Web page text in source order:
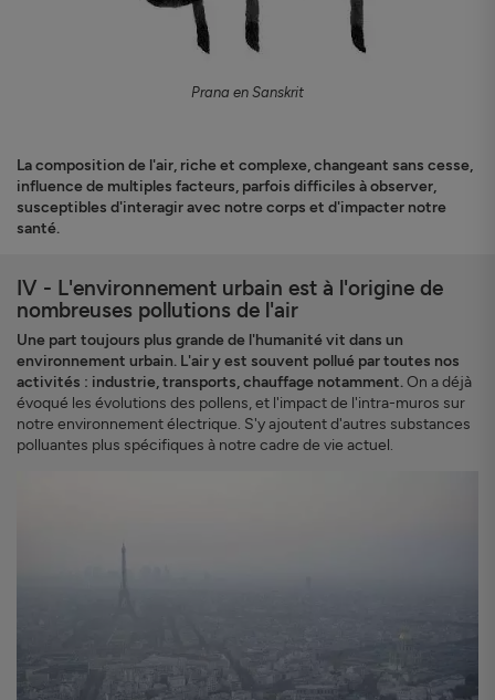
Prana en Sanskrit
La composition de l'air, riche et complexe, changeant sans cesse,
influence de multiples facteurs, parfois difficiles à observer,
susceptibles d'interagir avec notre corps et d'impacter notre
santé.
IV - L'environnement urbain est à l'origine de
nombreuses pollutions de l'air
Une part toujours plus grande de l'humanité vit dans un
environnement urbain. L'air y est souvent pollué par toutes nos
activités : industrie, transports, chauffage notamment.On a déjà
évoqué les évolutions des pollens, et l'impact de l'intra-muros sur
notre environnement électrique. S'y ajoutent d'autres substances
polluantes plus spécifiques à notre cadre de vie actuel.